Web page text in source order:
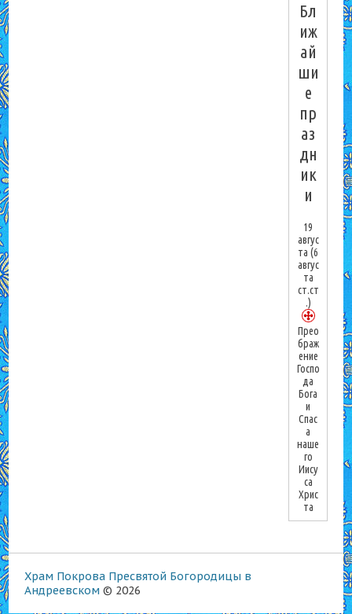
Бл
иж
ай
ши
е
пр
аз
дн
ик
и
19
авгус
та(6
авгус
та
ст.ст
.)
Прео
браж
ение
Госпо
да
Бога
и
Спас
а
наше
го
Иису
са
Хрис
та
Храм Покрова Пресвятой Богородицы в
Андреевском © 2026